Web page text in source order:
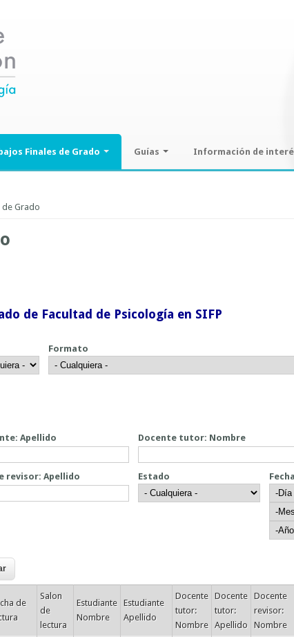
Finales de Grado Guías Información de
de Grado
de Facultad de Psicología en SIFP
Formato
Apellido Docente tutor: Nombre
revisor: Apellido Estado
Día
Mes
Año
de
Salon
de
lectura
Estudiante
Nombre
Estudiante
Apellido
Docente
tutor:
Nombre
Docente
tutor:
Apellido
Docente
revisor:
Nombre